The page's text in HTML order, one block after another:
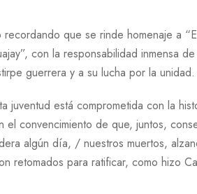
recordando que se rinde homenaje a
con la responsabilidad inmensa
guerrera y a su lucha por la unidad.
juventud está comprometida con la
convencimiento de que, juntos,
algún día, / nuestros muertos,
retomados para ratificar, como hizo